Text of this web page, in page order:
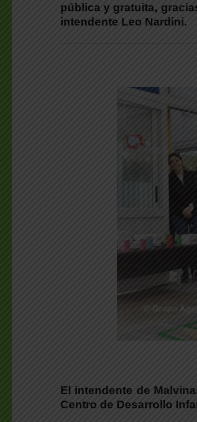
pública y gratuita,
intendente Leo Nardini.
El intendente de
Centro de Desarrollo